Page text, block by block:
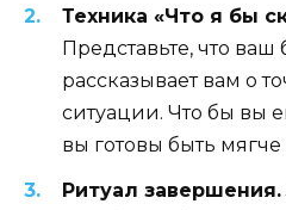
Техника «Что я бы
Представьте, что
рассказывает вам о
ситуации. Что бы вы
вы готовы быть
Ритуал завершения.